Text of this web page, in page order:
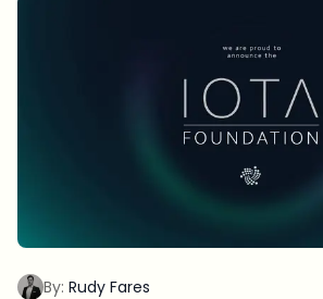
By: Rudy Fares